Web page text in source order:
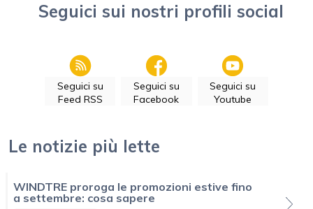
Seguici sui nostri profili social
Seguici su
Feed RSS
Seguici su
Facebook
Seguici su
Youtube
Le notizie più lette
WINDTRE proroga le promozioni estive fino
a settembre: cosa sapere